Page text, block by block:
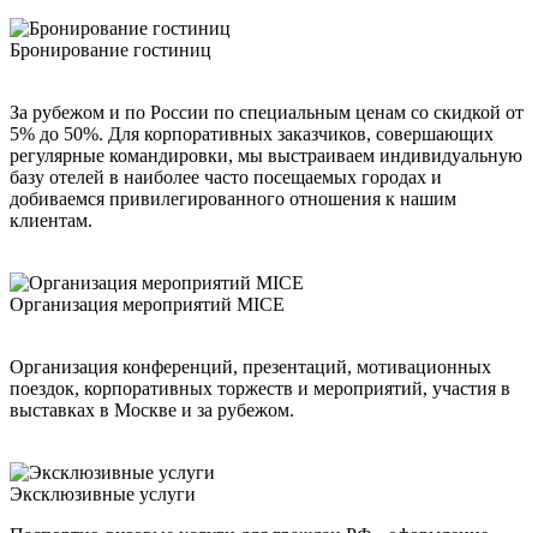
Бронирование гостиниц
За рубежом и по России по специальным ценам со скидкой от
5% до 50%. Для корпоративных заказчиков, совершающих
регулярные командировки, мы выстраиваем индивидуальную
базу отелей в наиболее часто посещаемых городах и
добиваемся привилегированного отношения к нашим
клиентам.
Организация мероприятий MICE
Организация конференций, презентаций, мотивационных
поездок, корпоративных торжеств и мероприятий, участия в
выставках в Москве и за рубежом.
Эксклюзивные услуги